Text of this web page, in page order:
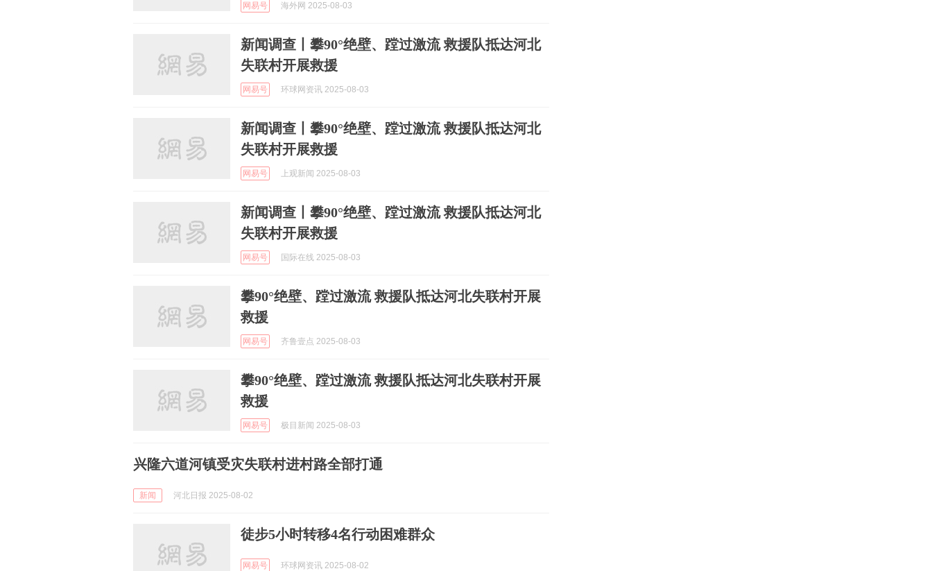
网易号 海外网 2025-08-03
新闻调查丨攀90°绝壁、蹚过激流 救援队抵达河北
失联村开展救援
网易号 环球网资讯 2025-08-03
新闻调查丨攀90°绝壁、蹚过激流 救援队抵达河北
失联村开展救援
网易号 上观新闻 2025-08-03
新闻调查丨攀90°绝壁、蹚过激流 救援队抵达河北
失联村开展救援
网易号 国际在线 2025-08-03
攀90°绝壁、蹚过激流 救援队抵达河北失联村开展
救援
网易号 齐鲁壹点 2025-08-03
攀90°绝壁、蹚过激流 救援队抵达河北失联村开展
救援
网易号 极目新闻 2025-08-03
兴隆六道河镇受灾失联村进村路全部打通
新闻 河北日报 2025-08-02
徒步5小时转移4名行动困难群众
网易号 环球网资讯 2025-08-02